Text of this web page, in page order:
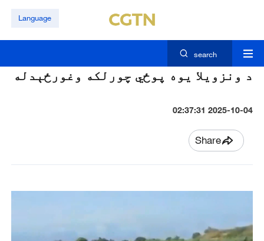
Language
search
د ونزویلا یوه پوځي چورلکه وغورځېدله
2025-10-04 02:37:31
Share